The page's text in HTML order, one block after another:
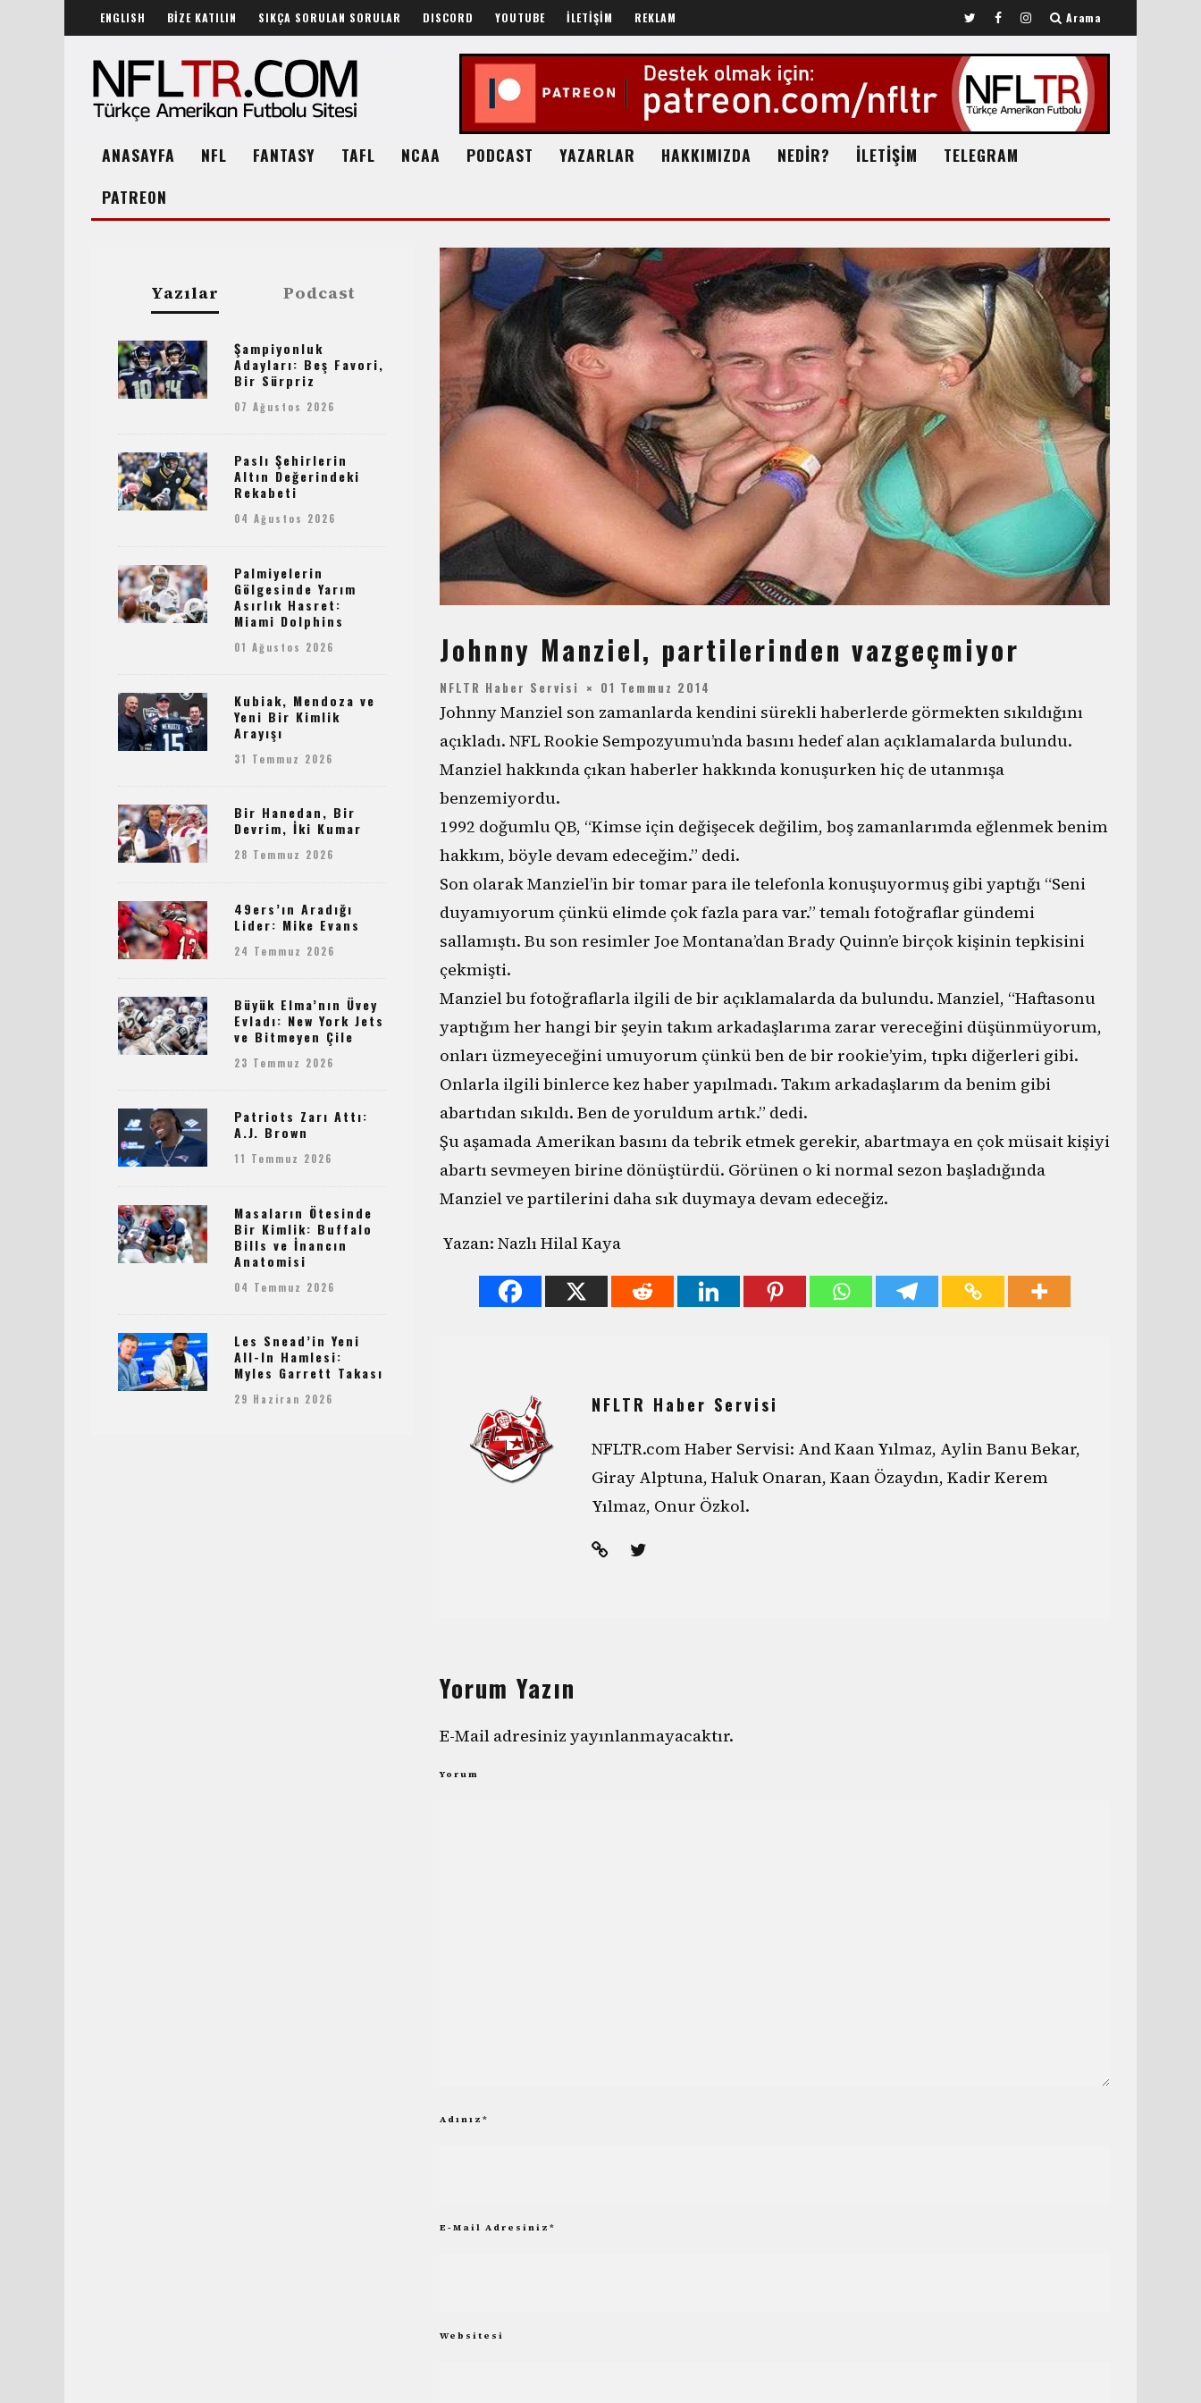
ENGLISH BİZE KATILIN SIKÇA SORULAN SORULAR DISCORD YOUTUBE İLETİŞİM REKLAM Arama
ANASAYFA NFL FANTASY TAFL NCAA PODCAST YAZARLAR HAKKIMIZDA NEDİR? İLETİŞİM
TELEGRAM
PATREON
Johnny Manziel, partilerinden vazgeçmiyor
NFLTR Haber Servisi 01 Temmuz 2014
Johnny Manziel son zamanlarda kendini sürekli haberlerde görmekten sıkıldığını
açıkladı. NFL Rookie Sempozyumu’nda basını hedef alan açıklamalarda bulundu.
Manziel hakkında çıkan haberler hakkında konuşurken hiç de utanmışa
benzemiyordu.
1992 doğumlu QB, “Kimse için değişecek değilim, boş zamanlarımda eğlenmek benim
hakkım, böyle devam edeceğim.” dedi.
Son olarak Manziel’in bir tomar para ile telefonla konuşuyormuş gibi yaptığı “Seni
duyamıyorum çünkü elimde çok fazla para var.” temalı fotoğraflar gündemi
sallamıştı. Bu son resimler Joe Montana’dan Brady Quinn’e birçok kişinin tepkisini
çekmişti.
Manziel bu fotoğraflarla ilgili de bir açıklamalarda da bulundu. Manziel, “Haftasonu
yaptığım her hangi bir şeyin takım arkadaşlarıma zarar vereceğini düşünmüyorum,
onları üzmeyeceğini umuyorum çünkü ben de bir rookie’yim, tıpkı diğerleri gibi.
Onlarla ilgili binlerce kez haber yapılmadı. Takım arkadaşlarım da benim gibi
abartıdan sıkıldı. Ben de yoruldum artık.” dedi.
Şu aşamada Amerikan basını da tebrik etmek gerekir, abartmaya en çok müsait kişiyi
abartı sevmeyen birine dönüştürdü. Görünen o ki normal sezon başladığında
Manziel ve partilerini daha sık duymaya devam edeceğiz.
Yazan: Nazlı Hilal Kaya
NFLTR Haber Servisi
NFLTR.com Haber Servisi: And Kaan Yılmaz, Aylin Banu Bekar,
Giray Alptuna, Haluk Onaran, Kaan Özaydın, Kadir Kerem
Yılmaz, Onur Özkol.
Yorum Yazın
E-Mail adresiniz yayınlanmayacaktır.
Yorum
Adınız *
E-Mail Adresiniz *
Websitesi
Yazılar Podcast
Şampiyonluk
Adayları: Beş Favori,
Bir Sürpriz
07 Ağustos 2026
Paslı Şehirlerin
Altın Değerindeki
Rekabeti
04 Ağustos 2026
Palmiyelerin
Gölgesinde Yarım
Asırlık Hasret:
Miami Dolphins
01 Ağustos 2026
Kubiak, Mendoza ve
Yeni Bir Kimlik
Arayışı
31 Temmuz 2026
Bir Hanedan, Bir
Devrim, İki Kumar
28 Temmuz 2026
49ers’ın Aradığı
Lider: Mike Evans
24 Temmuz 2026
Büyük Elma’nın Üvey
Evladı: New York Jets
ve Bitmeyen Çile
23 Temmuz 2026
Patriots Zarı Attı:
A.J. Brown
11 Temmuz 2026
Masaların Ötesinde
Bir Kimlik: Buffalo
Bills ve İnancın
Anatomisi
04 Temmuz 2026
Les Snead’in Yeni
All-In Hamlesi:
Myles Garrett Takası
29 Haziran 2026